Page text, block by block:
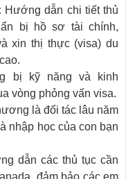
Hướng dẫn chi tiết thủ
bị hồ sơ tài chính,
xin thị thực (visa) du
bị kỹ năng và kinh
vòng phỏng vấn visa.
là đối tác lâu năm
nhập học của con bạn
dẫn các thủ tục cần
đảm bảo các em